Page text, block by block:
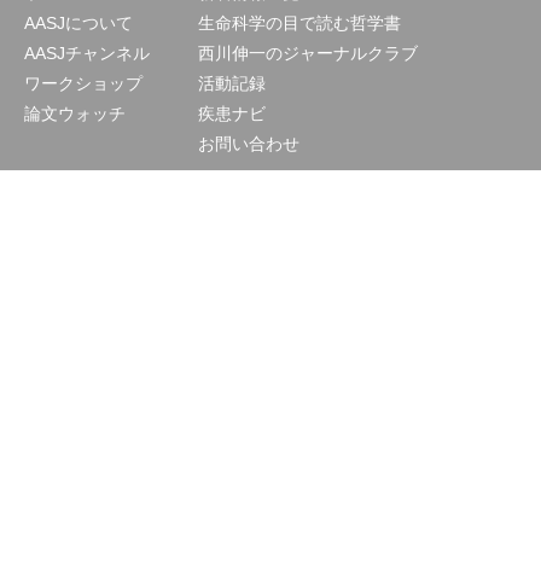
AASJについて
AASJチャンネル
ワークショップ
論文ウォッチ
生命科学の目で読む哲学書
西川伸一のジャーナルクラブ
活動記録
疾患ナビ
お問い合わせ